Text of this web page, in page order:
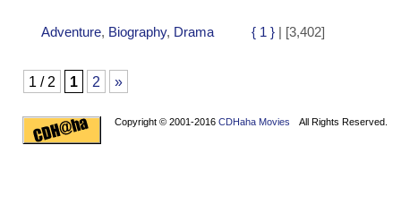
Adventure, Biography, Drama { 1 } | [3,402]
1 / 2 1 2 »
Copyright © 2001-2016 CDHaha Movies All Rights Reserved.